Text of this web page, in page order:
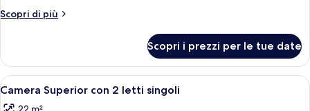
letti
Out
-
2
Scopri di più
Altri
con
letti
Scopri i prezzi per le tue date
Apri
tutte
Una camera d'albergo moderna
7
Camera Superior con 2 letti singoli